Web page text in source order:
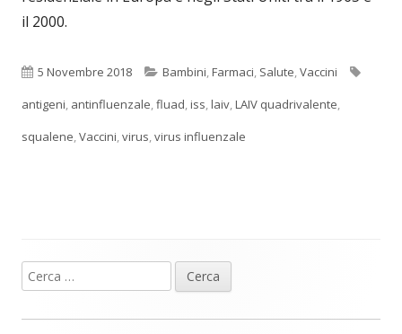
il 2000.
Pubblicato
5 Novembre 2018 Categorie
Bambini,Farmaci, Salute,Vaccini
antigeni, antinfluenzale,fluad,iss,laiv,LAIV quadrivalente,
squalene,Vaccini,virus,virus influenzale
Barra
laterale
Ricerca
per: